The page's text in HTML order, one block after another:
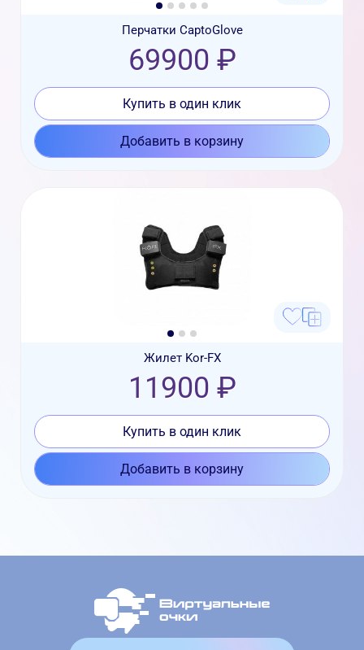
Перчатки CaptoGlove
69900 ₽
Купить в один клик
Добавить в корзину
Жилет Kor-FX
11900 ₽
Купить в один клик
Добавить в корзину